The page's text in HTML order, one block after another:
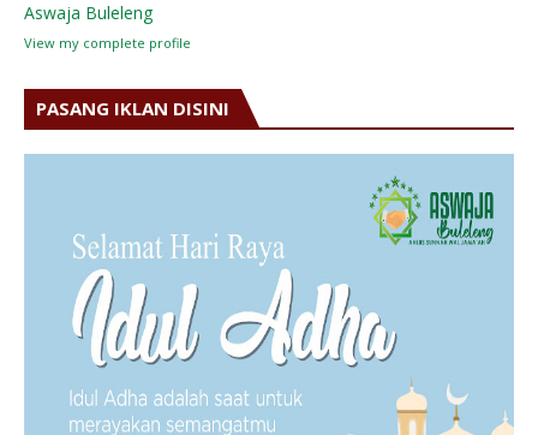
Aswaja Buleleng
View my complete profile
PASANG IKLAN DISINI